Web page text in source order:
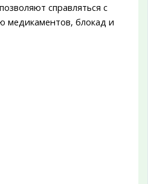
справляться с
медикаментов, блокад и